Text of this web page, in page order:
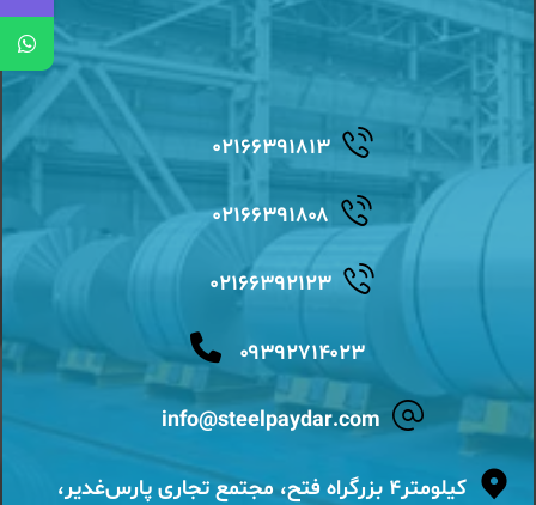
۰۲۱۶۶۳۹۱۸۱۳
۰۲۱۶۶۳۹۱۸۰۸
۰۲۱۶۶۳۹۲۱۲۳
۰۹۳۹۲۷۱۴۰۲۳
info@steelpaydar.com
کیلومتر۴ بزرگراه فتح، مجتمع تجاری پارس‌غدیر،